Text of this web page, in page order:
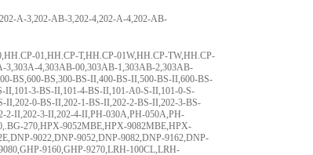
A-3,202-AB-3,202-4,202-A-4,202-AB-
01,HH.CP-T,HH.CP-01W,HH.CP-TW,HH.CP-
3,303A-4,303AB-00,303AB-1,303AB-2,303AB-
BS,600-BS,300-BS-II,400-BS-II,500-BS-II,600-BS-
3-BS-II,101-4-BS-II,101-A0-S-II,101-0-S-
0-BS-II,202-1-BS-II,202-2-BS-II,202-3-BS-
2-II,202-3-II,202-4-II,PH-030A,PH-050A,PH-
270,HPX-9052MBE,HPX-9082MBE,HPX-
9022,DNP-9052,DNP-9082,DNP-9162,DNP-
9160,GHP-9270,LRH-100CL,LRH-